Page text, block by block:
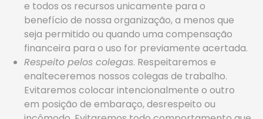
e todos os recursos unicamente para o
benefício de nossa organização, a menos que
seja permitido ou quando uma compensação
financeira para o uso for previamente acertada.
Respeito pelos colegas. Respeitaremos e
enalteceremos nossos colegas de trabalho.
Evitaremos colocar intencionalmente o outro
em posição de embaraço, desrespeito ou